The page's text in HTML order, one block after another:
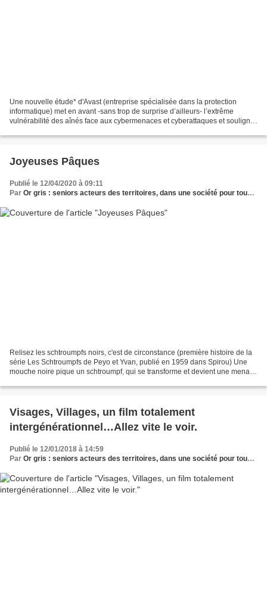
Une nouvelle étude* d'Avast (entreprise spécialisée dans la protection
informatique) met en avant -sans trop de surprise d’ailleurs- l’extrême
vulnérabilité des aînés face aux cybermenaces et cyberattaques et souligne
Joyeuses Pâques
Publié le 12/04/2020 à 09:11
Par Or gris : seniors acteurs des territoires, dans une société pour tous les âges
Relisez les schtroumpfs noirs, c'est de circonstance (première histoire de la
série Les Schtroumpfs de Peyo et Yvan, publié en 1959 dans Spirou) Une
mouche noire pique un schtroumpf, qui se transforme et devient une menace
Visages, Villages, un film totalement
intergénérationnel…Allez vite le voir.
Publié le 12/01/2018 à 14:59
Par Or gris : seniors acteurs des territoires, dans une société pour tous les âges